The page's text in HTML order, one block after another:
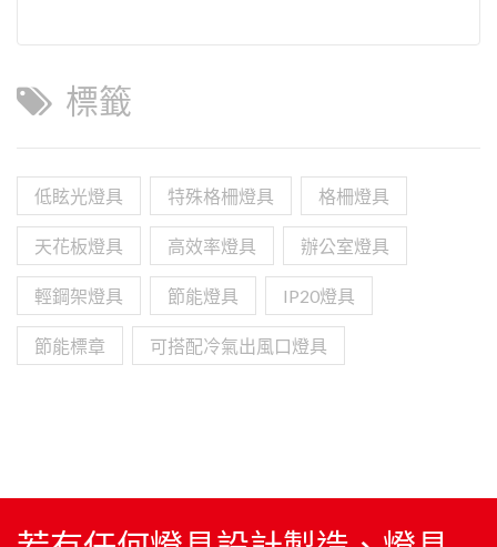
標籤
低眩光燈具 特殊格柵燈具 格柵燈具
天花板燈具 高效率燈具 辦公室燈具
輕鋼架燈具 節能燈具 IP20燈具
節能標章 可搭配冷氣出風口燈具